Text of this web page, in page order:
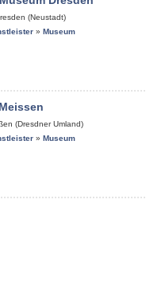
(Neustadt)
» Museum
(Dresdner Umland)
» Museum